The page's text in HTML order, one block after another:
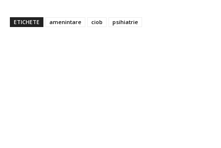
ETICHETE amenintare ciob psihiatrie